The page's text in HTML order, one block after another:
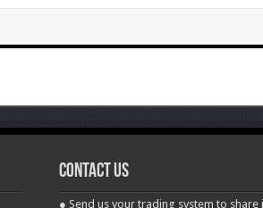
contact us
● Send us your trading system to share